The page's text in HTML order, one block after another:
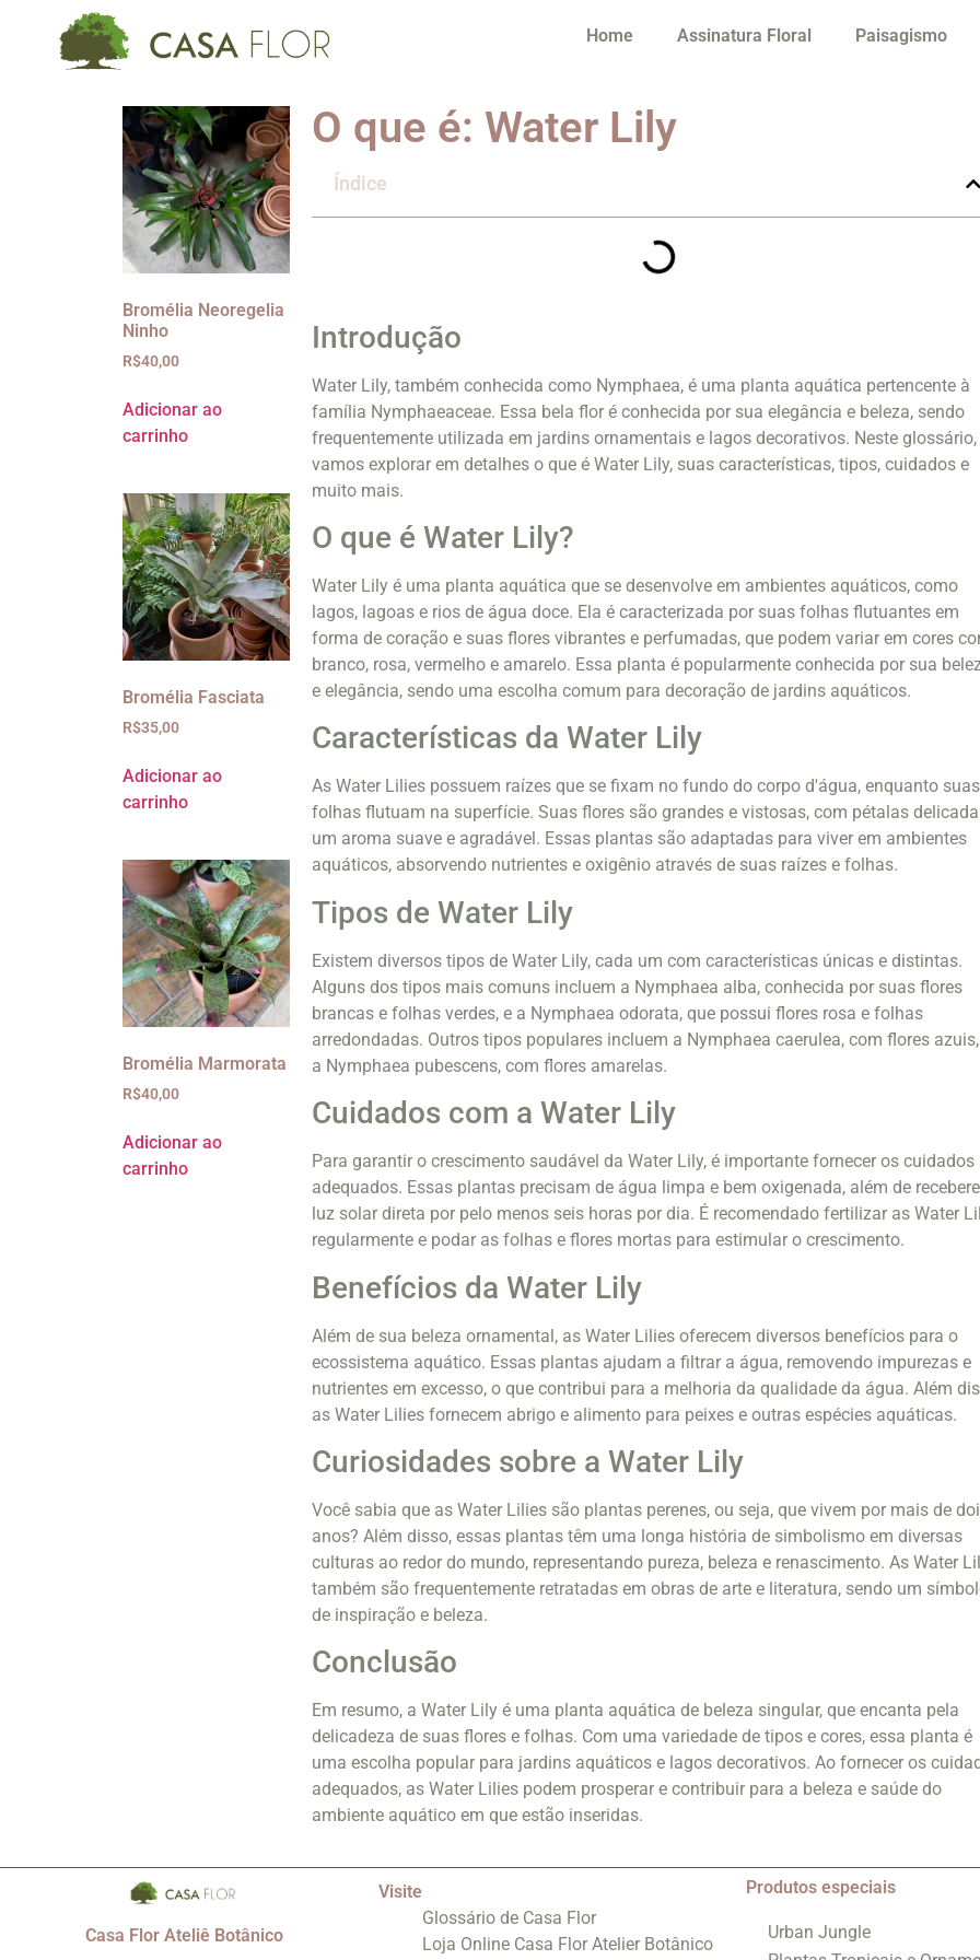
Home Assinatura Floral Paisagismo
Bromélia Neoregelia
Ninho
R$40,00
Adicionar ao
carrinho
Bromélia Fasciata
R$35,00
Adicionar ao
carrinho
Bromélia Marmorata
R$40,00
Adicionar ao
carrinho
O que é: Water Lily
Índice
Introdução
Water Lily, também conhecida como Nymphaea, é uma planta aquática pertencente à
família Nymphaeaceae. Essa bela flor é conhecida por sua elegância e beleza, sendo
frequentemente utilizada em jardins ornamentais e lagos decorativos. Neste glossário,
vamos explorar em detalhes o que é Water Lily, suas características, tipos, cuidados e
muito mais.
O que é Water Lily?
Water Lily é uma planta aquática que se desenvolve em ambientes aquáticos, como
lagos, lagoas e rios de água doce. Ela é caracterizada por suas folhas flutuantes em
forma de coração e suas flores vibrantes e perfumadas, que podem variar em cores
branco, rosa, vermelho e amarelo. Essa planta é popularmente conhecida por sua
e elegância, sendo uma escolha comum para decoração de jardins aquáticos.
Características da Water Lily
As Water Lilies possuem raízes que se fixam no fundo do corpo d'água, enquanto suas
folhas flutuam na superfície. Suas flores são grandes e vistosas, com pétalas
um aroma suave e agradável. Essas plantas são adaptadas para viver em ambientes
aquáticos, absorvendo nutrientes e oxigênio através de suas raízes e folhas.
Tipos de Water Lily
Existem diversos tipos de Water Lily, cada um com características únicas e distintas.
Alguns dos tipos mais comuns incluem a Nymphaea alba, conhecida por suas flores
brancas e folhas verdes, e a Nymphaea odorata, que possui flores rosa e folhas
arredondadas. Outros tipos populares incluem a Nymphaea caerulea, com flores
a Nymphaea pubescens, com flores amarelas.
Cuidados com a Water Lily
Para garantir o crescimento saudável da Water Lily, é importante fornecer os cuidados
adequados. Essas plantas precisam de água limpa e bem oxigenada, além de
luz solar direta por pelo menos seis horas por dia. É recomendado fertilizar as Water
regularmente e podar as folhas e flores mortas para estimular o crescimento.
Benefícios da Water Lily
Além de sua beleza ornamental, as Water Lilies oferecem diversos benefícios para o
ecossistema aquático. Essas plantas ajudam a filtrar a água, removendo impurezas e
nutrientes em excesso, o que contribui para a melhoria da qualidade da água. Além
as Water Lilies fornecem abrigo e alimento para peixes e outras espécies aquáticas.
Curiosidades sobre a Water Lily
Você sabia que as Water Lilies são plantas perenes, ou seja, que vivem por mais de
anos? Além disso, essas plantas têm uma longa história de simbolismo em diversas
culturas ao redor do mundo, representando pureza, beleza e renascimento. As Water
também são frequentemente retratadas em obras de arte e literatura, sendo um
de inspiração e beleza.
Conclusão
Em resumo, a Water Lily é uma planta aquática de beleza singular, que encanta pela
delicadeza de suas flores e folhas. Com uma variedade de tipos e cores, essa planta é
uma escolha popular para jardins aquáticos e lagos decorativos. Ao fornecer os
adequados, as Water Lilies podem prosperar e contribuir para a beleza e saúde do
ambiente aquático em que estão inseridas.
Casa Flor Ateliê Botânico
Visite
Glossário de Casa Flor
Loja Online Casa Flor Atelier Botânico
Produtos especiais
Urban Jungle